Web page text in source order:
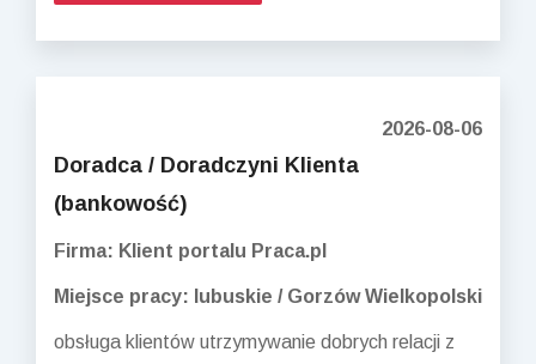
2026-08-06
Doradca / Doradczyni Klienta
(bankowość)
Firma: Klient portalu Praca.pl
Miejsce pracy: lubuskie / Gorzów Wielkopolski
obsługa klientów utrzymywanie dobrych relacji z